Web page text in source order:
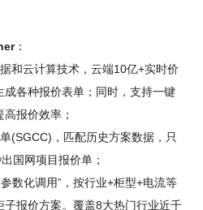
：
据和云计算技术，云端10亿+实时价
各种报价表单；同时，支持一键
报价效率；
(SGCC)，匹配历史方案数据，只
国网项目报价单；
参数化调用”，按行业+柜型+电流等
报价方案。覆盖8大热门行业近千